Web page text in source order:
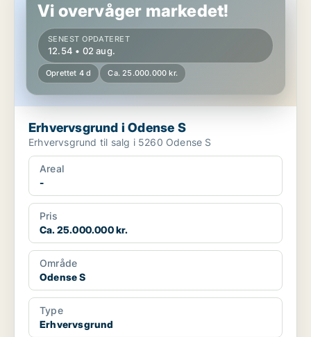
Vi overvåger markedet!
SENEST OPDATERET
12.54 • 02 aug.
Oprettet 4 d Ca. 25.000.000 kr.
Erhvervsgrund i Odense S
Erhvervsgrund til salg i 5260 Odense S
Areal
-
Pris
Ca. 25.000.000 kr.
Område
Odense S
Type
Erhvervsgrund